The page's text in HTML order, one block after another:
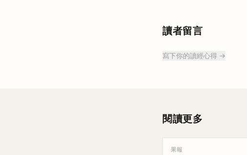
讀者留言
寫下你的讀經心得 →
閱讀更多
果報